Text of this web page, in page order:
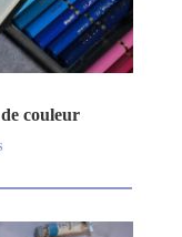
couleur